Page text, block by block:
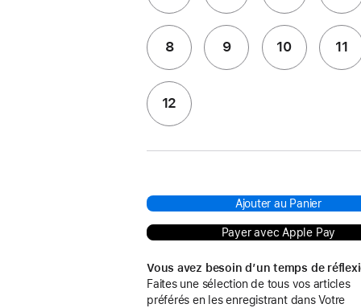
8 9 10 11
12
Ajouter au Panier
Payer avec Apple Pay
Vous avez besoin d’un temps de
Faites une sélection de tous vos articles
préférés en les enregistrant dans Votre